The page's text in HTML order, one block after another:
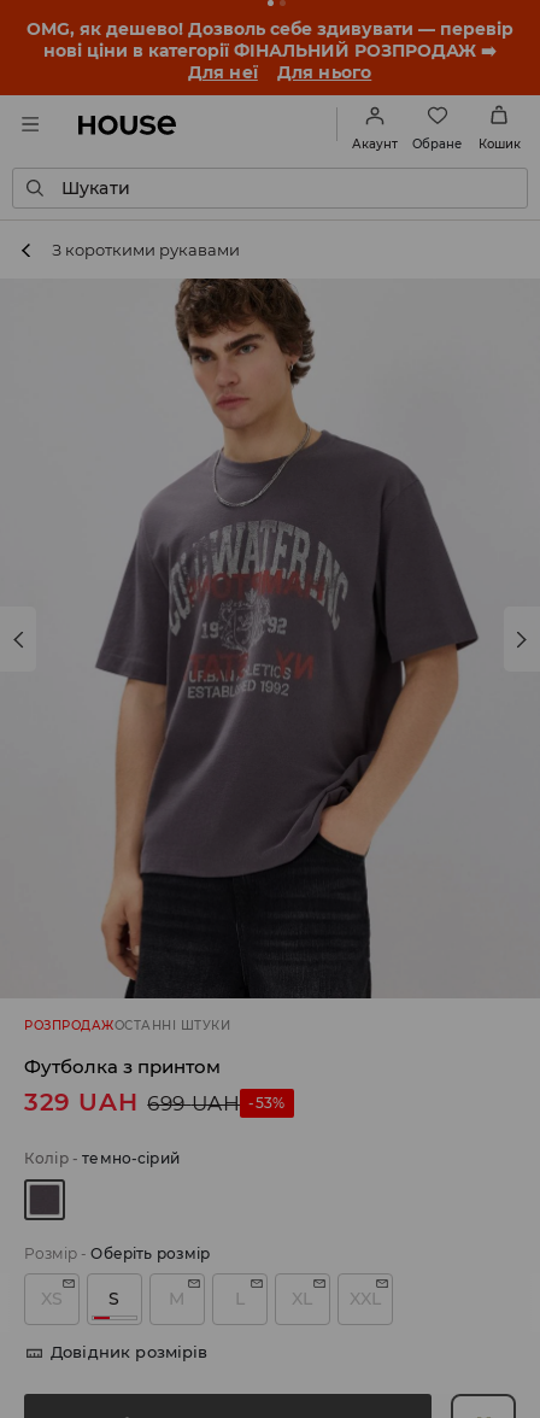
OMG, як дешево! Дозволь себе здивувати — перевір
нові ціни в категорії ФІНАЛЬНИЙ РОЗПРОДАЖ ➡️
Для неї
Для нього
Акаунт Обране Кошик
Шукати
З короткими рукавами
РОЗПРОДАЖОСТАННІ ШТУКИ
Футболка з принтом
329 UAH 699 UAH -53%
Колір-темно-сірий
Розмір-Оберіть розмір
XS S M L XL XXL
Довідник розмірів